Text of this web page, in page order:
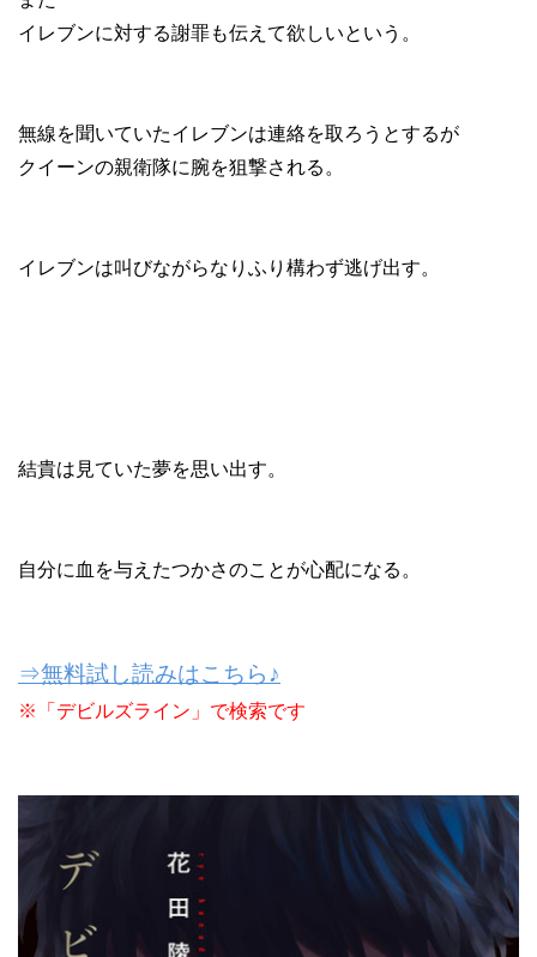
イレブンに対する謝罪も伝えて欲しいという。
無線を聞いていたイレブンは連絡を取ろうとするが
クイーンの親衛隊に腕を狙撃される。
イレブンは叫びながらなりふり構わず逃げ出す。
結貴は見ていた夢を思い出す。
自分に血を与えたつかさのことが心配になる。
⇒無料試し読みはこちら♪
※「デビルズライン」で検索です